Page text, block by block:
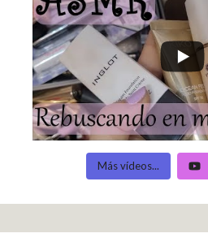
Más vídeos...